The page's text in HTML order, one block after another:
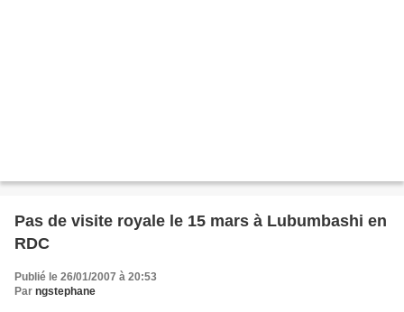
Pas de visite royale le 15 mars à Lubumbashi en
RDC
Publié le 26/01/2007 à 20:53
Par ngstephane